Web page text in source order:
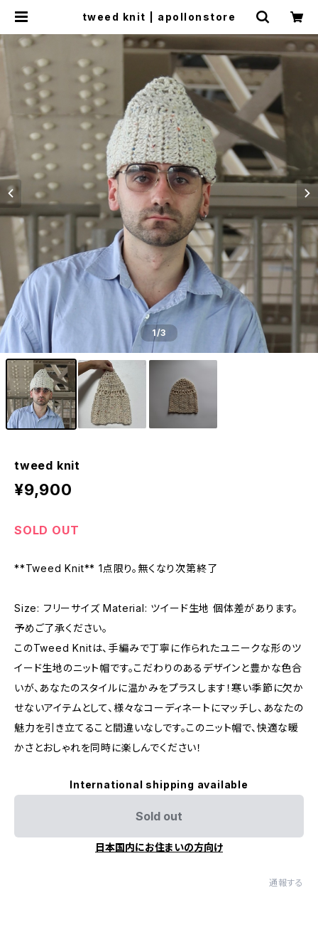
tweed knit | apollonstore
1/3
tweed knit
¥9,900
SOLD OUT
**Tweed Knit** 1点限り。無くなり次第終了
Size: フリーサイズ Material: ツイード生地 個体差があります。
予めご了承ください。
このTweed Knitは、手編みで丁寧に作られたユニークな形のツ
イード生地のニット帽です。こだわりのあるデザインと豊かな色合
いが、あなたのスタイルに温かみをプラスします！寒い季節に欠か
せないアイテムとして、様々なコーディネートにマッチし、あなたの
魅力を引き立てること間違いなしです。このニット帽で、快適な暖
かさとおしゃれを同時に楽しんでください！
International shipping available
Sold out
日本国内にお住まいの方向け
通報する